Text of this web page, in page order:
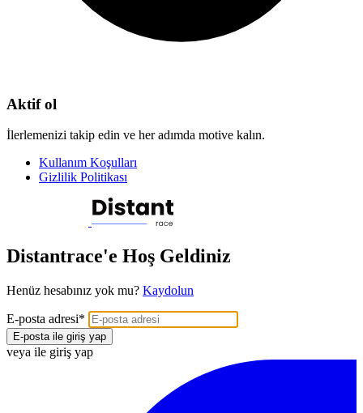
Aktif ol
İlerlemenizi takip edin ve her adımda motive kalın.
Kullanım Koşulları
Gizlilik Politikası
Distantrace'e Hoş Geldiniz
Henüz hesabınız yok mu? Kaydolun
E-posta adresi*
E-posta ile giriş yap
veya ile giriş yap